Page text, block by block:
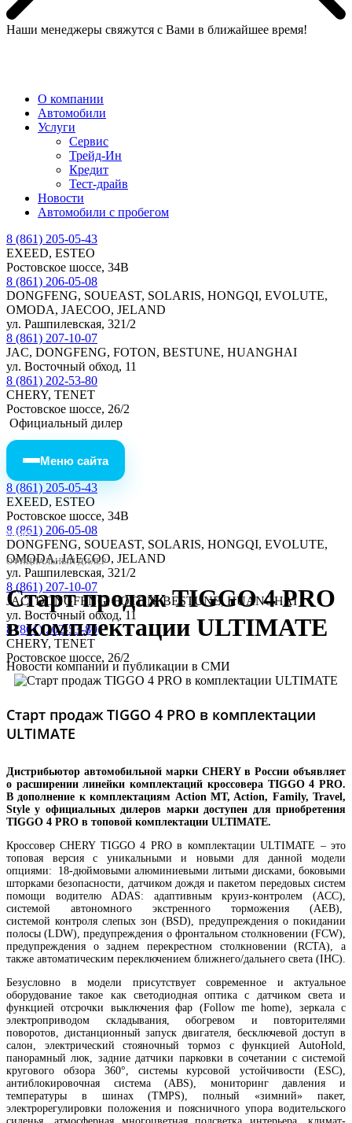
Наши менеджеры свяжутся с Вами в ближайшее время!
О компании
Автомобили
Услуги
Сервис
Трейд-Ин
Кредит
Тест-драйв
Новости
Автомобили с пробегом
8 (861) 205-05-43
EXEED, ESTEO
Ростовское шоссе, 34В
8 (861) 206-05-08
DONGFENG, SOUEAST, SOLARIS, HONGQI, EVOLUTE,
OMODA, JAECOO, JELAND
ул. Рашпилевская, 321/2
8 (861) 207-10-07
JAC, DONGFENG, FOTON, BESTUNE, HUANGHAI
ул. Восточный обход, 11
8 (861) 202-53-80
CHERY, TENET
Ростовское шоссе, 26/2
Официальный дилер
Меню сайта
8 (861) 205-05-43
EXEED, ESTEO
Ростовское шоссе, 34В
8 (861) 206-05-08
DONGFENG, SOUEAST, SOLARIS, HONGQI, EVOLUTE,
OMODA, JAECOO, JELAND
ул. Рашпилевская, 321/2
8 (861) 207-10-07
JAC, DONGFENG, FOTON, BESTUNE, HUANGHAI
ул. Восточный обход, 11
8 (861) 202-53-80
CHERY, TENET
Ростовское шоссе, 26/2
МЕНЮ
ОФИЦИАЛЬНЫЙ ДИЛЕР
Старт продаж TIGGO 4 PRO
в комплектации ULTIMATE
Новости компании и публикации в СМИ
Старт продаж TIGGO 4 PRO в комплектации
ULTIMATE
Дистрибьютор автомобильной марки CHERY в России объявляет
о расширении линейки комплектаций кроссовера TIGGO4PRO.
В дополнение к комплектациям Action MT, Action, Family, Travel ,
Style у официальных дилеров марки доступен для приобретения
TIGGO 4 PRO в топовой комплектации ULTIMATE.
Кроссовер CHERY TIGGO 4 PRO в комплектации ULTIMATE – это
топовая версия с уникальными и новыми для данной модели
опциями: 18-дюймовыми алюминиевыми литыми дисками, боковыми
шторками безопасности, датчиком дождя и пакетом передовых систем
помощи водителю ADAS: адаптивным круиз-контролем (ACC),
системой автономного экстренного торможения (AEB),
системой контроля слепых зон (BSD), предупреждения о покидании
полосы (LDW), предупреждения о фронтальном столкновении (FCW),
предупреждения о заднем перекрестном столкновении (RCTA), а
также автоматическим переключением ближнего/дальнего света (IHC).
Безусловно в модели присутствует современное и актуальное
оборудование такое как светодиодная оптика c датчиком света и
функцией отсрочки выключения фар (Follow me home), зеркала с
электроприводом складывания, обогревом и повторителями
поворотов, дистанционный запуск двигателя, бесключевой доступ в
салон, электрический стояночный тормоз с функцией AutoHold,
панорамный люк, задние датчики парковки в сочетании с системой
кругового обзора 360°, системы курсовой устойчивости (ESC),
антиблокировочная система (ABS), мониторинг давления и
температуры в шинах (TMPS), полный «зимний» пакет,
электрорегулировки положения и поясничного упора водительского